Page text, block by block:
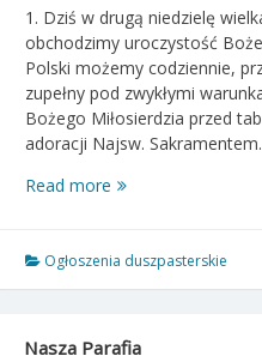
1. Dziś w drugą niedzielę
obchodzimy uroczystość
Polski możemy codziennie,
zupełny pod zwykłymi
Bożego Miłosierdzia przed
adoracji Najsw.
Read more Ogłoszenia
II
Niedziela
Ogłoszenia duszpasterskie
Nasza Parafia